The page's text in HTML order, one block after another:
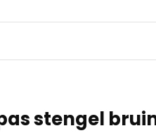
stengel bruin